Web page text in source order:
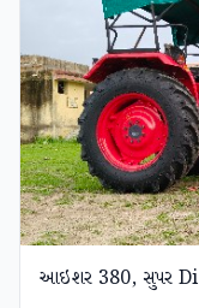
આઇશર 380, સુપર Di